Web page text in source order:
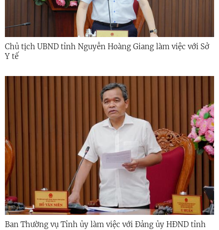
Chủ tịch UBND tỉnh Nguyễn Hoàng Giang làm việc với Sở
Y tế
Ban Thường vụ Tỉnh ủy làm việc với Đảng ủy HĐND tỉnh